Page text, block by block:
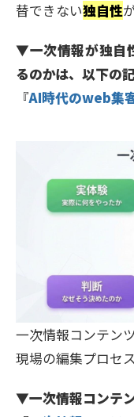
替できない独自性
▼一次情報が独自
るのかは、以下の
『AI時代のweb集
一次情報コンテン
現場の編集プロセ
▼一次情報コンテ